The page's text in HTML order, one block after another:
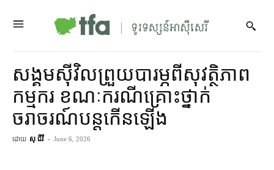
សង្គម​ស៊ីវិល​ព្រួយបារម្ភ​ពី​សុវត្ថិភាព​
កម្មករ ខណៈ​ករណី​គ្រោះថ្នាក់​
ចរាចរណ៍​បន្ត​កើនឡើង​
ដោយ សុ ជីវី - June 6, 2026